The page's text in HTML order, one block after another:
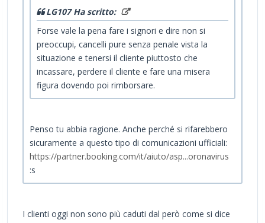
LG107 Ha scritto:
Forse vale la pena fare i signori e dire non si
preoccupi, cancelli pure senza penale vista la
situazione e tenersi il cliente piuttosto che
incassare, perdere il cliente e fare una misera
figura dovendo poi rimborsare.
Penso tu abbia ragione. Anche perché si rifarebbero
sicuramente a questo tipo di comunicazioni ufficiali:
https://partner.booking.com/it/aiuto/asp...oronavirus
:s
I clienti oggi non sono più caduti dal però come si dice